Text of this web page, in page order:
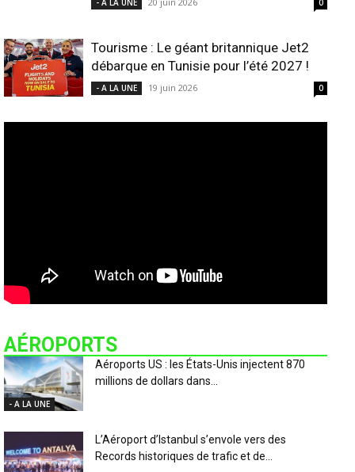
- A LA UNE 0
Tourisme : Le géant britannique Jet2
débarque en Tunisie pour l’été 2027 !
- A LA UNE 19 juin 2026 0
AÉROPORTS
- A LA UNE
Aéroports US : les États-Unis injectent 870
millions de dollars dans...
L’Aéroport d’Istanbul s’envole vers des
Records historiques de trafic et de...